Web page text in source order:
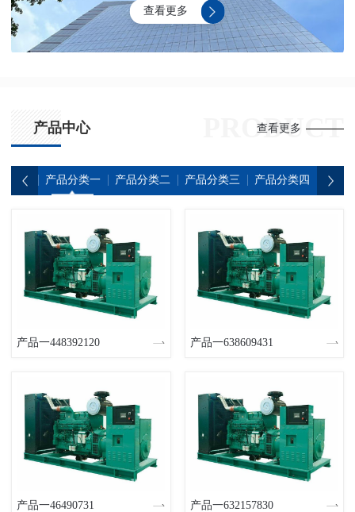
变压器，是电能的 “调节大师”。它将高压电转换为适合使用的电
压，为工厂、学校、医院等场所提供安全可靠的电力支持。
查看更多
产品中心 PRODUCT
查看更多
产品分类一 产品分类二 产品分类三 产品分类四 产品
产品一448392120 产品一638609431
产品一46490731 产品一632157830